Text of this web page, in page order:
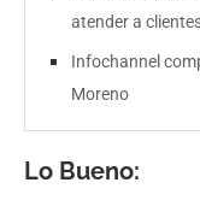
atender a
Infochannel
Moreno
Lo Bueno: